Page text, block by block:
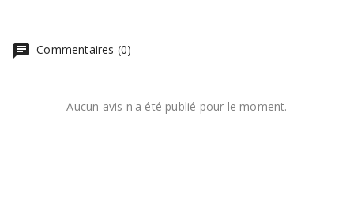
chat Commentaires (0)
Aucun avis n'a été publié pour le moment.